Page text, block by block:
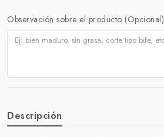
Observación sobre el producto (Opcional)
Descripción